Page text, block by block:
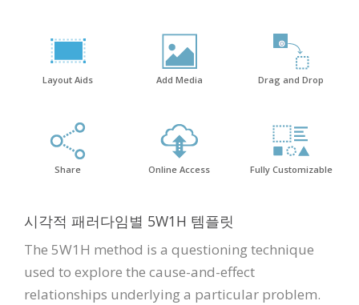
Layout Aids Add Media Drag and Drop
Share Online Access Fully Customizable
시각적 패러다임별 5W1H 템플릿
The 5W1H method is a questioning technique
used to explore the cause-and-effect
relationships underlying a particular problem.